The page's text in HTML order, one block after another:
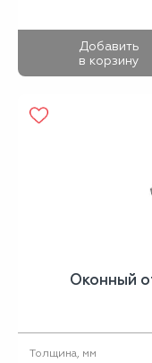
Добавить
в корзину
Оконный
Толщина, мм